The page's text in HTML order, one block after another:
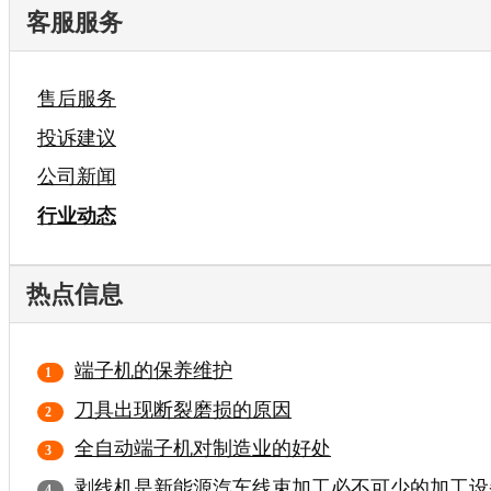
客服服务
售后服务
投诉建议
公司新闻
行业动态
热点信息
端子机的保养维护
刀具出现断裂磨损的原因
全自动端子机对制造业的好处